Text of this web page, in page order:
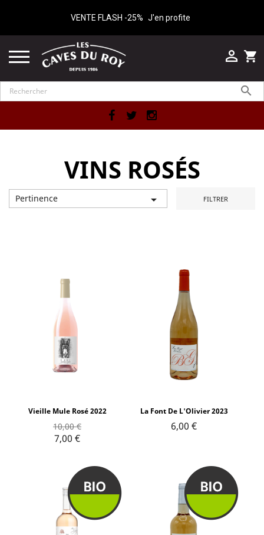
VENTE FLASH -25% J'en profite
shopping_cart


Facebook
VINS ROSÉS
Pertinence  FILTRER
Vieille Mule Rosé 2022
10,00 €
7,00 €
La Font De L'Olivier 2023
6,00 €